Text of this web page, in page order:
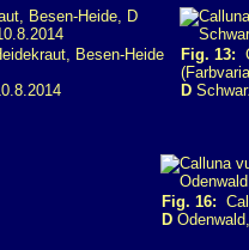
Besen-Heide
Fig. 13:
D
Fig. 16:
D